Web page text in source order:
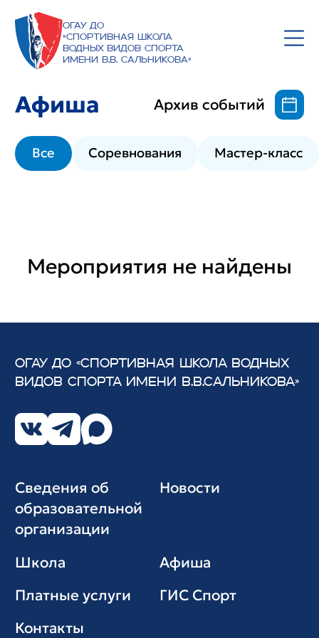
ОГАУ ДО
«Спортивная школа
водных видов спорта
имени В.В. Сальникова»
Афиша Архив событий
Все Соревнования Мастер-класс
Мероприятия не найдены
ОГАУ ДО «СПОРТИВНАЯ ШКОЛА ВОДНЫХ
ВИДОВ СПОРТА ИМЕНИ В.В.САЛЬНИКОВА»
Сведения об
образовательной
организации
Новости
Школа
Афиша
Платные услуги
ГИС Cпорт
Контакты